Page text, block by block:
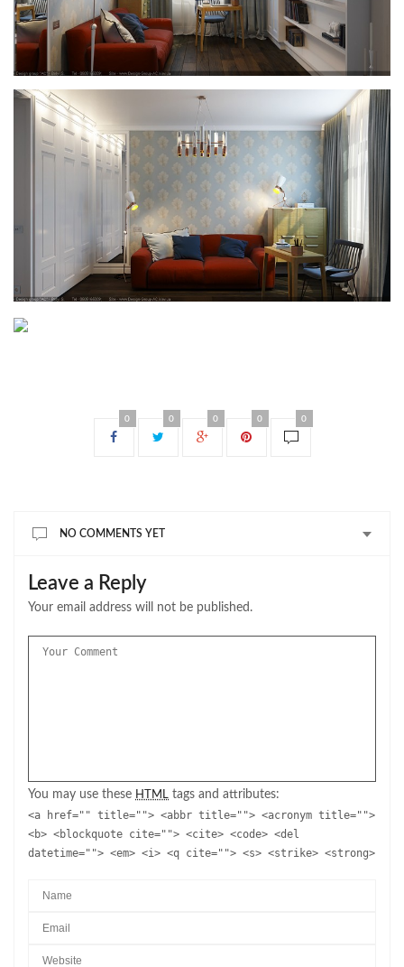
0 0 0 0 0
NO COMMENTS YET
Leave a Reply
Your email address will not be published.
You may use these HTML tags and attributes:
<a href="" title=""> <abbr title=""> <acronym title="">
<b> <blockquote cite=""> <cite> <code> <del
datetime=""> <em> <i> <q cite=""> <s> <strike> <strong>